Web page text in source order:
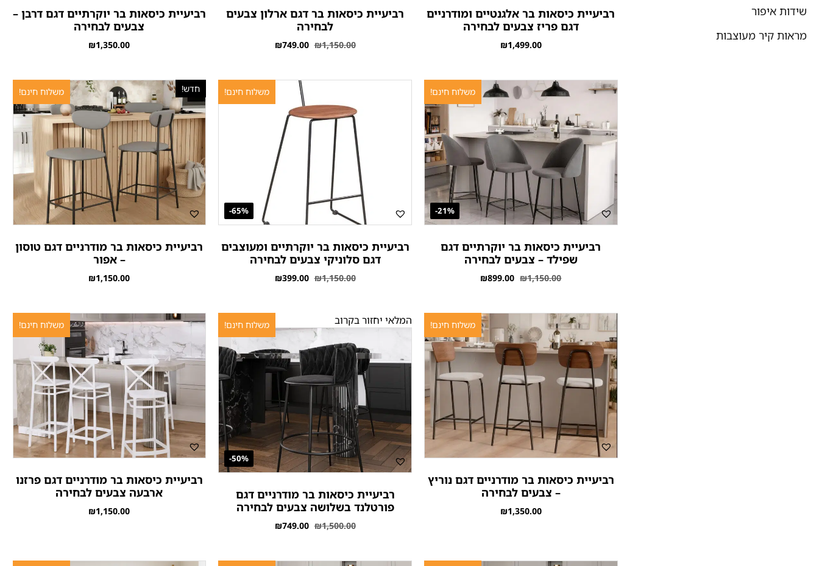
שידות איפור
מראות קיר מעוצבות
רביעיית כיסאות בר אלגנטיים ומודרניים
דגם פריז צבעים לבחירה
₪1,499.00
רביעיית כיסאות בר דגם ארלון צבעים
לבחירה
₪1,150.00
₪749.00
רביעיית כיסאות בר יוקרתיים דגם דרבן –
צבעים לבחירה
₪1,350.00
משלוח חינם!
21%-
רביעיית כיסאות בר יוקרתיים דגם
שפילד – צבעים לבחירה
₪1,150.00
₪899.00
משלוח חינם!
65%-
רביעיית כיסאות בר יוקרתיים ומעוצבים
דגם סלוניקי צבעים לבחירה
₪1,150.00
₪399.00
משלוח חינם! חדש!
רביעיית כיסאות בר מודרניים דגם טוסון
– אפור
₪1,150.00
משלוח חינם!
רביעיית כיסאות בר מודרניים דגם נוריץ
– צבעים לבחירה
₪1,350.00
משלוח חינם! המלאי יחזור בקרוב
50%-
רביעיית כיסאות בר מודרניים דגם
פורטלנד בשלושה צבעים לבחירה
₪1,500.00
₪749.00
משלוח חינם!
רביעיית כיסאות בר מודרניים דגם פרזנו
ארבעה צבעים לבחירה
₪1,150.00